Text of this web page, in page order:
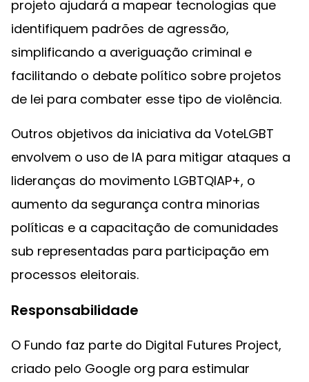
projeto ajudará a mapear tecnologias que
identifiquem padrões de agressão,
simplificando a averiguação criminal e
facilitando o debate político sobre projetos
de lei para combater esse tipo de violência.
Outros objetivos da iniciativa da VoteLGBT
envolvem o uso de IA para mitigar ataques a
lideranças do movimento LGBTQIAP+, o
aumento da segurança contra minorias
políticas e a capacitação de comunidades
sub representadas para participação em
processos eleitorais.
Responsabilidade
O Fundo faz parte do Digital Futures Project,
criado pelo Google org para estimular